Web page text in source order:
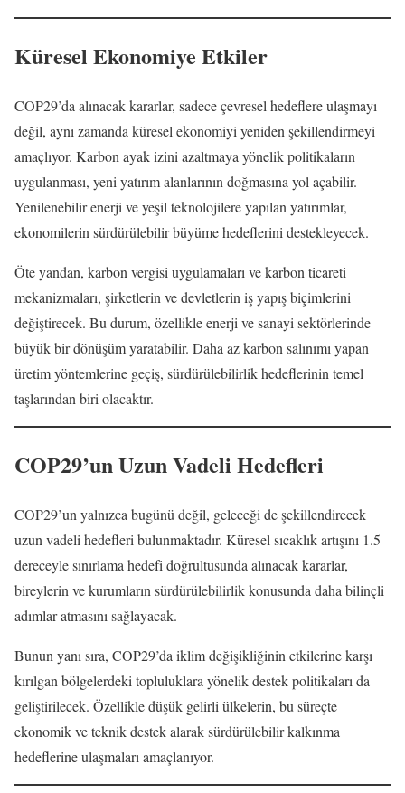
Küresel Ekonomiye Etkiler
COP29’da alınacak kararlar, sadece çevresel hedeflere ulaşmayı
değil, aynı zamanda küresel ekonomiyi yeniden şekillendirmeyi
amaçlıyor. Karbon ayak izini azaltmaya yönelik politikaların
uygulanması, yeni yatırım alanlarının doğmasına yol açabilir.
Yenilenebilir enerji ve yeşil teknolojilere yapılan yatırımlar,
ekonomilerin sürdürülebilir büyüme hedeflerini destekleyecek.
Öte yandan, karbon vergisi uygulamaları ve karbon ticareti
mekanizmaları, şirketlerin ve devletlerin iş yapış biçimlerini
değiştirecek. Bu durum, özellikle enerji ve sanayi sektörlerinde
büyük bir dönüşüm yaratabilir. Daha az karbon salınımı yapan
üretim yöntemlerine geçiş, sürdürülebilirlik hedeflerinin temel
taşlarından biri olacaktır.
COP29’un Uzun Vadeli Hedefleri
COP29’un yalnızca bugünü değil, geleceği de şekillendirecek
uzun vadeli hedefleri bulunmaktadır. Küresel sıcaklık artışını 1.5
dereceyle sınırlama hedefi doğrultusunda alınacak kararlar,
bireylerin ve kurumların sürdürülebilirlik konusunda daha bilinçli
adımlar atmasını sağlayacak.
Bunun yanı sıra, COP29’da iklim değişikliğinin etkilerine karşı
kırılgan bölgelerdeki topluluklara yönelik destek politikaları da
geliştirilecek. Özellikle düşük gelirli ülkelerin, bu süreçte
ekonomik ve teknik destek alarak sürdürülebilir kalkınma
hedeflerine ulaşmaları amaçlanıyor.